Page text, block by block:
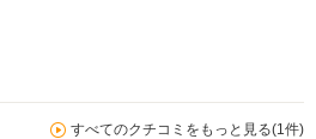
すべてのクチコミをもっと見る(1件)